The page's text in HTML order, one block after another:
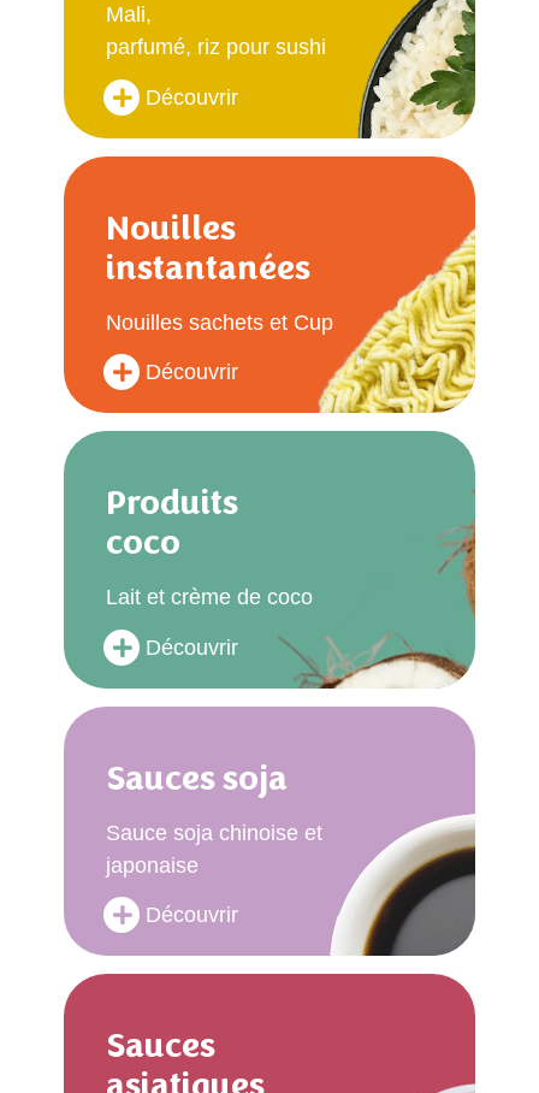
Nouilles
instantanées
Nouilles sachets et Cup
Découvrir
Produits
coco
Lait et crème de coco
Découvrir
Mali,
parfumé, riz pour sushi
Découvrir
Sauces
asiatiques
Sauces soja
Sauce soja chinoise et
japonaise
Découvrir